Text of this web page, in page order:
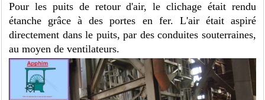
Pour les puits de retour d'air, le clichage était rendu
étanche grâce à des portes en fer. L'air était aspiré
directement dans le puits, par des conduites souterraines,
au moyen de ventilateurs.